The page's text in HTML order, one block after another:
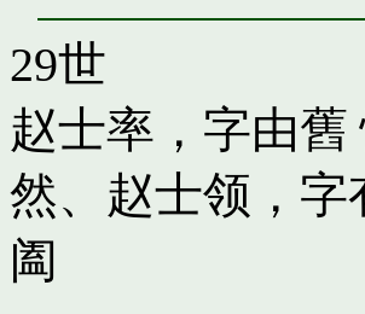
29世
赵士率，字由舊
然、 赵士领，字
阖